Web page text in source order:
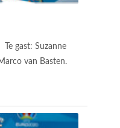
Te gast: Suzanne
van Basten.